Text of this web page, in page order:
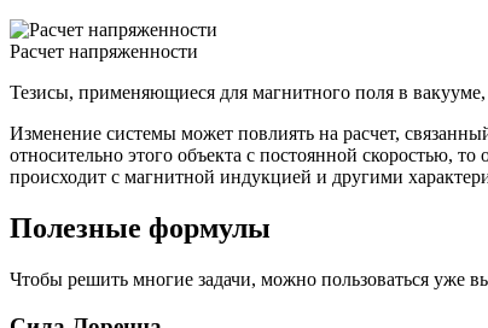
Расчет напряженности
Тезисы, применяющиеся для магнитного поля в
Изменение системы может повлиять на расчет,
относительно этого объекта с постоянной скоростью,
происходит с магнитной индукцией и другими
Полезные формулы
Чтобы решить многие задачи, можно пользоваться уже